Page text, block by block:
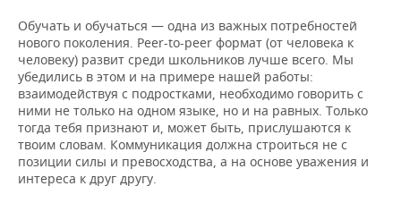
Обучать и обучаться — одна из важных потребностей
нового поколения. Peer-to-peer формат (от человека к
человеку) развит среди школьников лучше всего. Мы
убедились в этом и на примере нашей работы:
взаимодействуя с подростками, необходимо говорить с
ними не только на одном языке, но и на равных. Только
тогда тебя признают и, может быть, прислушаются к
твоим словам. Коммуникация должна строиться не с
позиции силы и превосходства, а на основе уважения и
интереса к друг другу.